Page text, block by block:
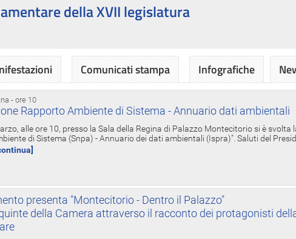
della XVII legislatura
- ore 10
Rapporto Ambiente di Sistema - Annuario dati ambientali
alle ore 10, presso la Sala della Regina di Palazzo Montecitorio si è svolta
di Sistema (Snpa) - Annuario dei dati ambientali (Ispra)". Saluti del
presenta "Montecitorio - Dentro il Palazzo"
della Camera attraverso il racconto dei protagonisti
Comunicati stampa Infografiche